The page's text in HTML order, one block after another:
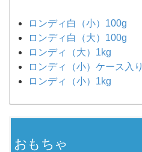
ロンディ白（小）100g
ロンディ白（大）100g
ロンディ（大）1kg
ロンディ（小）ケース入り
ロンディ（小）1kg
おもちゃ